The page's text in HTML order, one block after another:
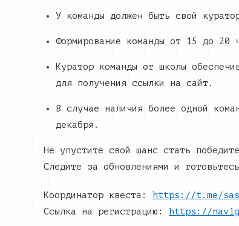
У команды должен быть свой
Формирование команды от 15 до 20
Куратор команды от школы
для получения ссылки на сайт.
В случае наличия более одной
декабря.
Не упустите свой шанс стать
Следите за обновлениями и
Координатор квеста: https://t.me/
Ссылка на регистрацию: https://